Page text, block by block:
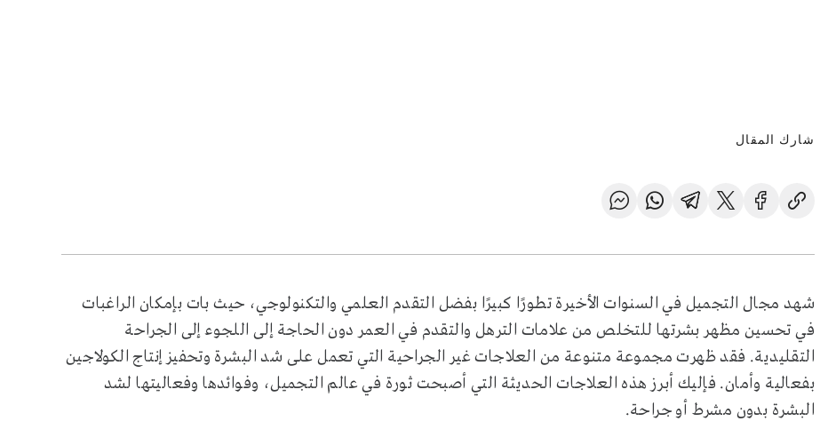
شارك المقال
شهد مجال التجميل في السنوات الأخيرة تطورًا كبيرًا بفضل التقدم العلمي والتكنولوجي، حيث بات بإمكان الراغبات
في تحسين مظهر بشرتها للتخلص من علامات الترهل والتقدم في العمر دون الحاجة إلى اللجوء إلى الجراحة
التقليدية. فقد ظهرت مجموعة متنوعة من العلاجات غير الجراحية التي تعمل على شد البشرة وتحفيز إنتاج الكولاجين
بفعالية وأمان. فإليك أبرز هذه العلاجات الحديثة التي أصبحت ثورة في عالم التجميل، وفوائدها وفعاليتها لشد
البشرة بدون مشرط أو جراحة.